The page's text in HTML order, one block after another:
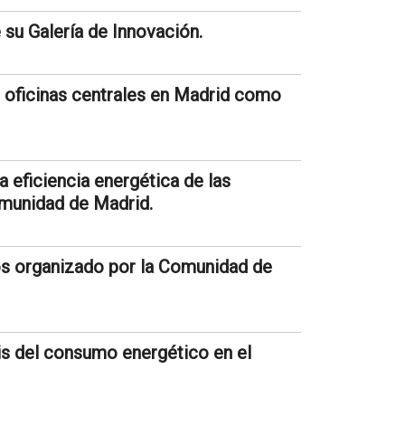
Galería de Innovación.
centrales en Madrid como
eficiencia energética de las
de Madrid.
organizado por la Comunidad de
del consumo energético en el